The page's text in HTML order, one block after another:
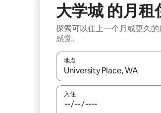
大学城 的月租
探索可以住上一个月或更久
感觉。
地点
如有搜索结果，请使用上下方
入住